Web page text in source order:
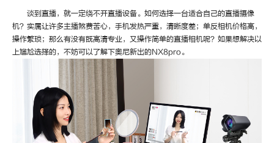
谈到直播，就一定绕不开直播设备。如何选择一台适合自己的直播摄像
机？实属让许多主播煞费苦心，手机发热严重，清晰度差；单反相机价格高，
操作繁琐；那么有没有既高清专业，又操作简单的直播相机呢？如果想解决以
上尴尬选择的，不妨可以了解下奥尼新出的NX8pro。